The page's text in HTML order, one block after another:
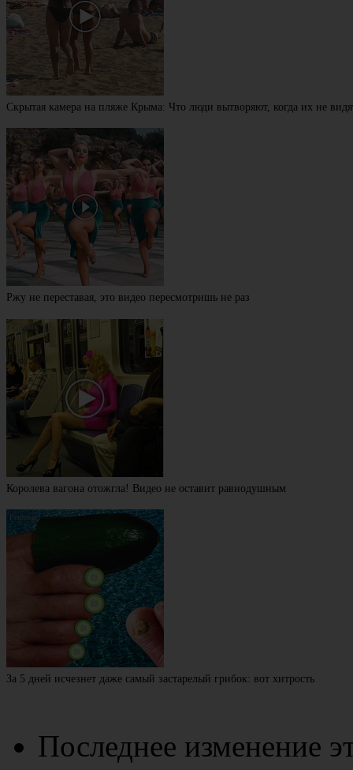
Скрытая камера на пляже Крыма: Что люди вытворяют, когда их не
Ржу не переставая, это видео пересмотришь не раз
Королева вагона отожгла! Видео не оставит равнодушным
За 5 дней исчезнет даже самый застарелый грибок: вот хитрость
Последнее изменение